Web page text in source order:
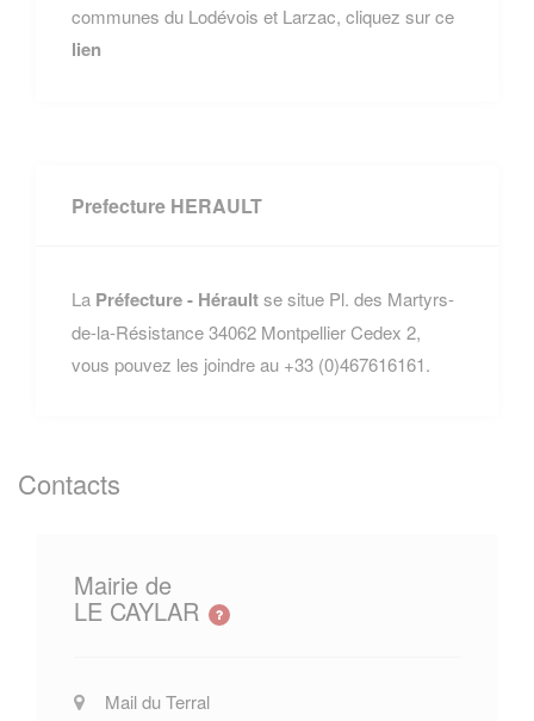
communes du Lodévois et Larzac, cliquez sur ce
lien
Prefecture HERAULT
La Préfecture - Héraultse situe Pl. des Martyrs-
de-la-Résistance 34062 Montpellier Cedex 2,
vous pouvez les joindre au +33 (0)467616161.
Contacts
Mairie de
LE CAYLAR
Mail du Terral